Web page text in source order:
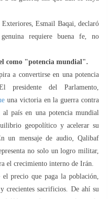
Esmail Baqai, declaró
requiere buena fe, no
como "potencia mundial".
a convertirse en una potencia
presidente del Parlamento,
una victoria en la guerra contra
país en una potencia mundial
geopolítico y acelerar su
un mensaje de audio, Qalibaf
no solo un logro militar,
el crecimiento interno de Irán.
precio que paga la población,
crecientes sacrificios. De ahí su